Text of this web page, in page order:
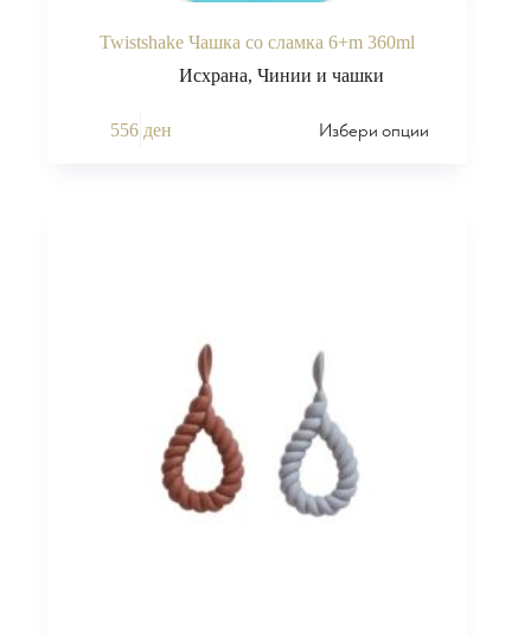
Twistshake Чашка со сламка 6+m 360ml
Исхрана, Чинии и чашки
556 ден Избери опции